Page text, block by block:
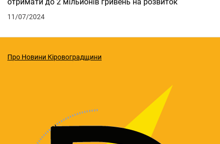
11/07/2024
Про Новини Кіровоградщини